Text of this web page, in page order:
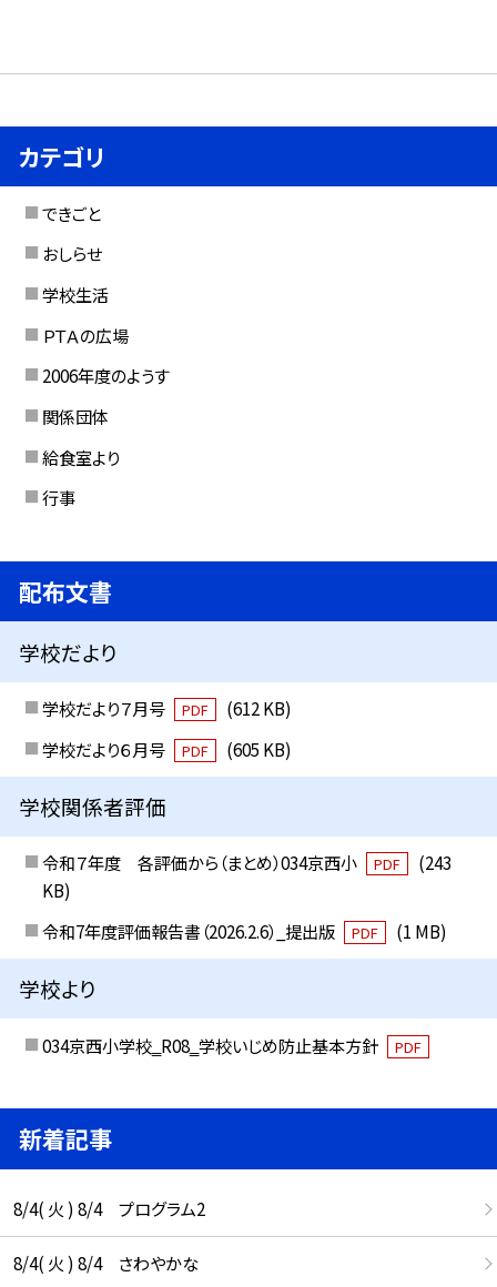
カテゴリ
できごと
おしらせ
学校生活
ＰＴＡの広場
2006年度のようす
関係団体
給食室より
行事
配布文書
学校だより
学校だより７月号 PDF
(612 KB)
学校だより６月号
PDF (605 KB)
学校関係者評価
令和７年度 各評価から（まとめ）034京西小 PDF
(243
KB)
令和7年度評価報告書（2026.2.6）_提出版
PDF (1 MB)
学校より
034京西小学校‗R08‗学校いじめ防止基本方針 PDF
新着記事
8/4( 火 ) 8/4 プログラム2
8/4( 火 ) 8/4 さわやかな